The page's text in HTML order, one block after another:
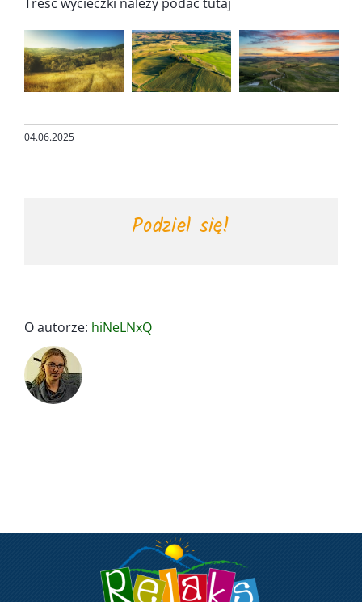
04.06.2025
Podziel się!
O autorze: hiNeLNxQ